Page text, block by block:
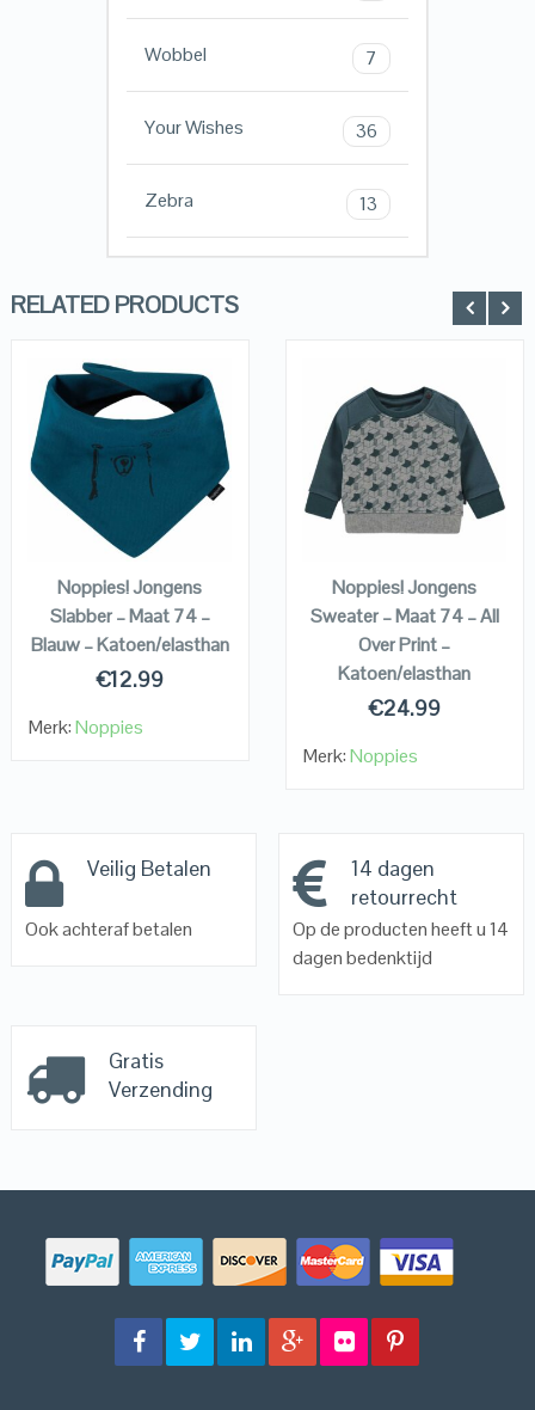
Wobbel 7
Your Wishes 36
Zebra 13
RELATED PRODUCTS
QUICK LOOK
VIEW DETAILS
KOPEN
Noppies! Jongens
Slabber – Maat 74 –
Blauw – Katoen/elasthan
€12.99
Merk:Noppies
QUICK LOOK
VIEW DETAILS
KOPEN
Noppies! Jongens
Sweater – Maat 74 – All
Over Print –
Katoen/elasthan
€24.99
Merk:Noppies
Veilig Betalen
Ook achteraf betalen
14 dagen
retourrecht
Op de producten heeft u 14
dagen bedenktijd
Gratis
Verzending